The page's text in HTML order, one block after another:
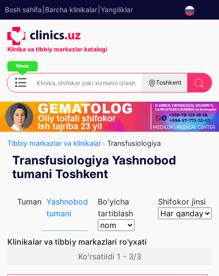
Bosh sahifa Barcha klinikalar Yangiliklar
Klinika va tibbiy markazlar katalogi
Toshkent
Tibbiy markazlar va klinikalar Transfusiologiya
Transfusiologiya Yashnobod
tumani Toshkent
Tuman Yashnobod
tumani
Bo'yicha
tartiblash
Shifokor jinsi
Klinikalar va tibbiy markazlari ro'yxati
Ko'rsatildi 1 - 3/3